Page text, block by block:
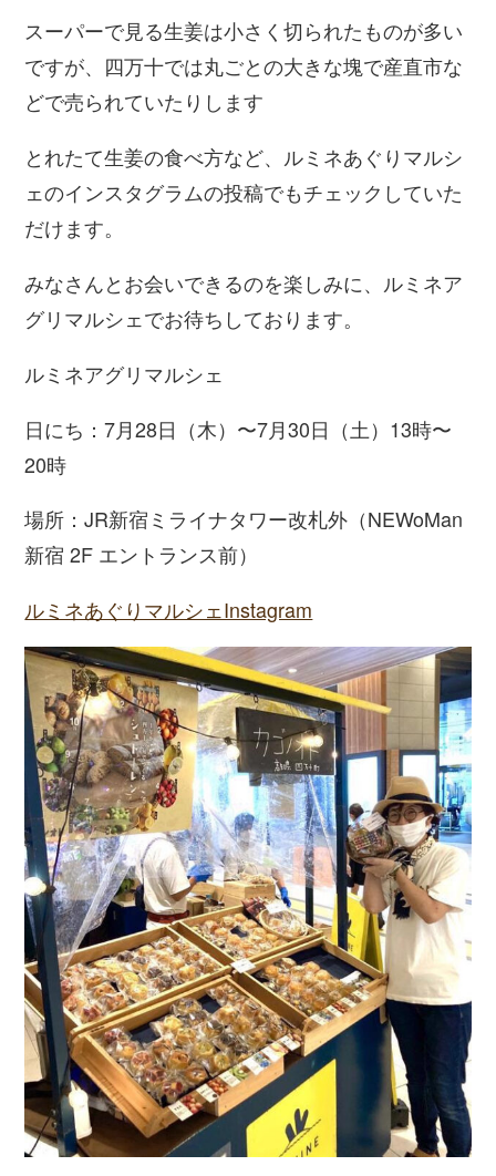
スーパーで見る生姜は小さく切られたものが多い
ですが、四万十では丸ごとの大きな塊で産直市な
どで売られていたりします
とれたて生姜の食べ方など、ルミネあぐりマルシ
ェのインスタグラムの投稿でもチェックしていた
だけます。
みなさんとお会いできるのを楽しみに、ルミネア
グリマルシェでお待ちしております。
ルミネアグリマルシェ
日にち：7月28日（木）〜7月30日（土）13時〜
20時
場所：JR新宿ミライナタワー改札外（NEWoMan
新宿 2F エントランス前）
ルミネあぐりマルシェInstagram